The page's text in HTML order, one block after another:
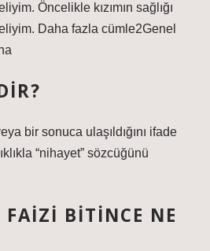
Öncelikle kızımın sağlığı
Daha fazla cümle2Genel
bir sonuca ulaşıldığını ifade
“nihayet” sözcüğünü
FAIZI BITINCE NE